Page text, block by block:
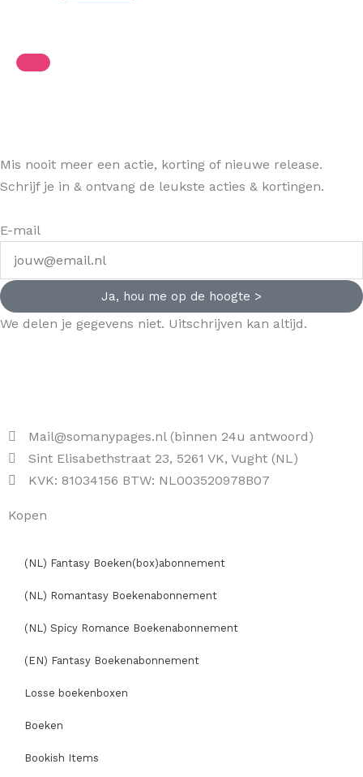
Mis nooit meer een actie, korting of nieuwe release.
Schrijf je in & ontvang de leukste acties & kortingen.
E-mail
Ja, hou me op de hoogte >
We delen je gegevens niet. Uitschrijven kan altijd.
Mail@somanypages.nl (binnen 24u antwoord)
Sint Elisabethstraat 23, 5261 VK, Vught (NL)
KVK: 81034156 BTW: NL003520978B07
Kopen
(NL) Fantasy Boeken(box)abonnement
(NL) Romantasy Boekenabonnement
(NL) Spicy Romance Boekenabonnement
(EN) Fantasy Boekenabonnement
Losse boekenboxen
Boeken
Bookish Items